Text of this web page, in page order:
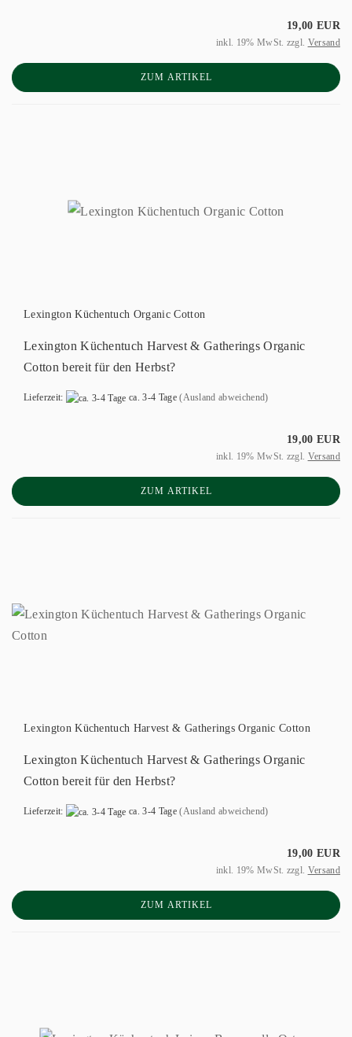
19,00 EUR
inkl. 19% MwSt. zzgl. Versand
ZUM ARTIKEL
Lexington Küchentuch Organic Cotton
Lexington Küchentuch Harvest & Gatherings Organic
Cotton bereit für den Herbst?
Lieferzeit: ca. 3-4 Tage (Ausland abweichend)
19,00 EUR
inkl. 19% MwSt. zzgl. Versand
ZUM ARTIKEL
Lexington Küchentuch Harvest & Gatherings Organic Cotton
Lexington Küchentuch Harvest & Gatherings Organic
Cotton bereit für den Herbst?
Lieferzeit: ca. 3-4 Tage (Ausland abweichend)
19,00 EUR
inkl. 19% MwSt. zzgl. Versand
ZUM ARTIKEL